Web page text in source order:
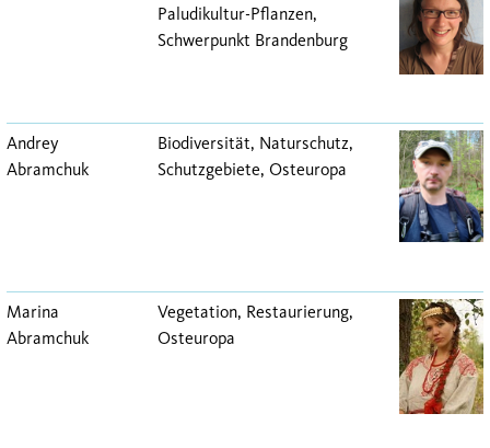
Paludikultur-Pflanzen,
Schwerpunkt Brandenburg
Andrey
Abramchuk
Biodiversität, Naturschutz,
Schutzgebiete, Osteuropa
Marina
Abramchuk
Vegetation, Restaurierung,
Osteuropa